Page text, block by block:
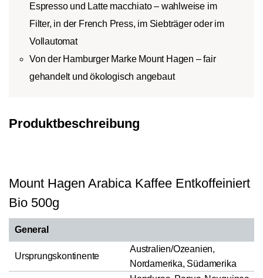
Espresso und Latte macchiato ‒ wahlweise im
Filter, in der French Press, im Siebträger oder im
Vollautomat
Von der Hamburger Marke Mount Hagen – fair
gehandelt und ökologisch angebaut
Produktbeschreibung
Mount Hagen Arabica Kaffee Entkoffeiniert
Bio 500g
General
Ursprungskontinente
Australien/Ozeanien,
Nordamerika, Südamerika